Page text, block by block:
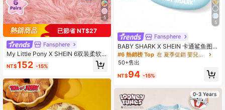
5
已節省 NT$27
Fansphere
My Little Pony X SHEIN 6双装柔软
透气吸湿甜美休闲女士短袜，时尚可
爱卡通彩色短袜，加固趾部和脚跟，
搭，独角兽图案，印花袜子
NT$152 -15%
5
Fansphere
BABY SHARK X SHEIN 卡通鲨鱼图
案硅胶婴儿围兜，防水防污，适合进
食和喂食，柔软轻便，可调节尺寸，
男女通用，男孩和女孩适用
#6 熱銷榜 Top
在 夏季促銷 嬰兒圍兜和拍嗝巾
50+售出
NT$94 -15%
0-3 Years